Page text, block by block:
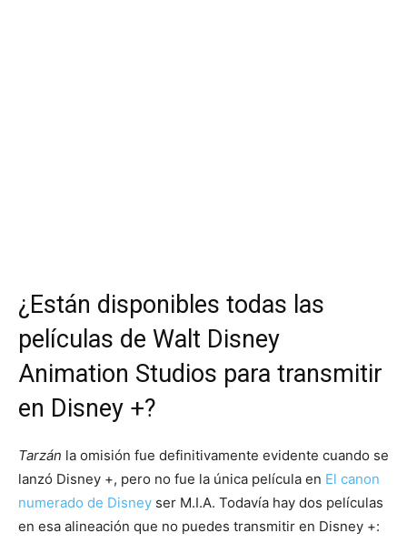
¿Están disponibles todas las
películas de Walt Disney
Animation Studios para transmitir
en Disney +?
Tarzán la omisión fue definitivamente evidente cuando se
lanzó Disney +, pero no fue la única película en El canon
numerado de Disney ser M.I.A. Todavía hay dos películas
en esa alineación que no puedes transmitir en Disney +: